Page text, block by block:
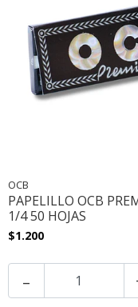
OCB
PAPELILLO OCB
1/4 50 HOJAS
$1.200
-